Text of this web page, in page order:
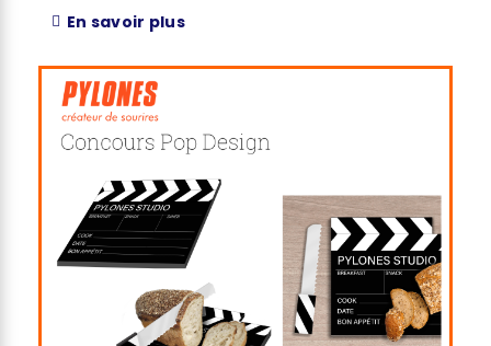
En savoir plus